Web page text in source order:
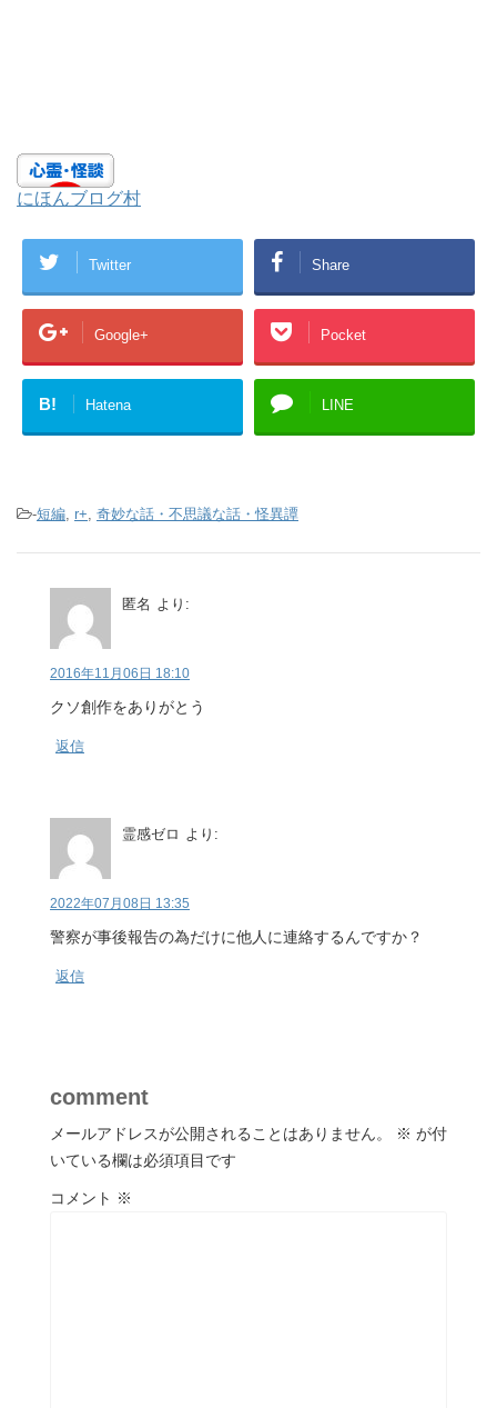
にほんブログ村
Twitter Share
Google+ Pocket
B! Hatena LINE
-短編 r+ 奇妙な話・不思議な話・怪異譚
匿名 より:
2016年11月06日 18:10
クソ創作をありがとう
返信
霊感ゼロ より:
2022年07月08日 13:35
警察が事後報告の為だけに他人に連絡するんですか？
返信
comment
メールアドレスが公開されることはありません。 ※ が付
いている欄は必須項目です
コメント ※